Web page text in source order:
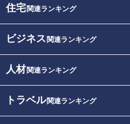
住宅関連ランキング
ビジネス 関連ランキング
人材関連ランキング
トラベル関連ランキング